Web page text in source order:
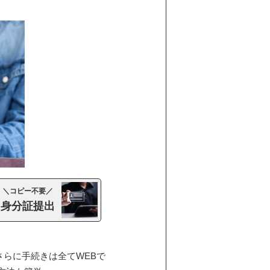
＼コピー不要／
身分証提出
に手続きは全てWEBで